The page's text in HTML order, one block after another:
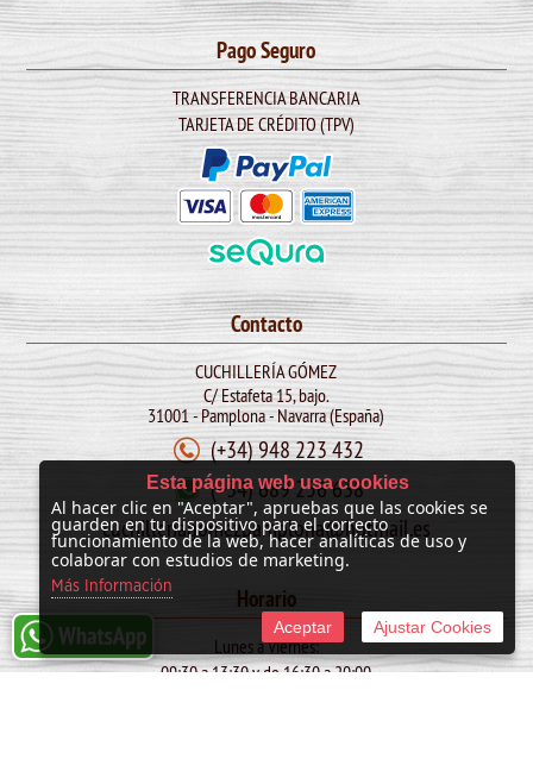
Pago Seguro
TRANSFERENCIA BANCARIA
TARJETA DE CRÉDITO (TPV)
Contacto
CUCHILLERÍA GÓMEZ
C/ Estafeta 15, bajo.
31001 - Pamplona - Navarra (España)
(+34) 948 223 432
(+34) 689 256 638
cuchilleriagomezpamplona@hotmail.es
Horario
Lunes a Viernes:
09:30 a 13:30 y de 16:30 a 20:00
Esta página web usa cookies
Al hacer clic en "Aceptar", apruebas que las cookies se
guarden en tu dispositivo para el correcto
funcionamiento de la web, hacer analíticas de uso y
colaborar con estudios de marketing.
Más Información
Aceptar Ajustar Cookies